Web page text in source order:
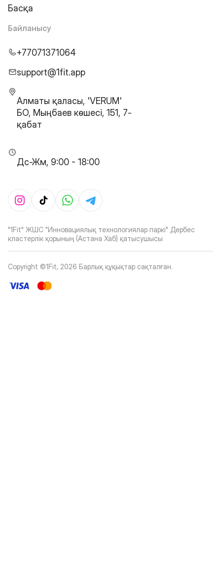
Басқа
Байланысу
+77071371064
support@1fit.app
Алматы қаласы, 'VERUM'
БО, Мыңбаев көшесі, 151, 7-
қабат
Дс-Жм, 9:00 - 18:00
"1Fit" ЖШС "Инновациялық технологиялар паркі" Дербес
кластерлік қорының (Астана Хаб) қатысушысы
Copyright ©1Fit, 2026 Барлық құқықтар сақталған.